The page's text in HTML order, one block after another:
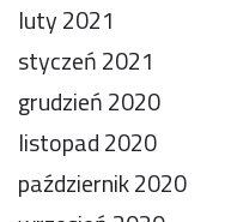
luty 2021
styczeń 2021
grudzień 2020
listopad 2020
październik 2020